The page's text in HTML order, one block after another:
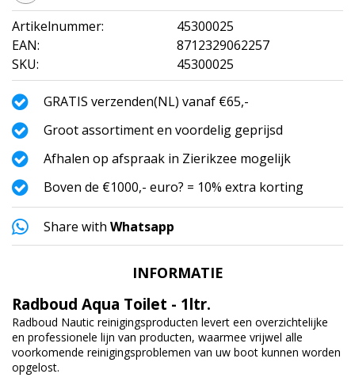
Artikelnummer:
45300025
EAN:
8712329062257
SKU:
45300025
GRATIS verzenden(NL) vanaf €65,-
Groot assortiment en voordelig geprijsd
Afhalen op afspraak in Zierikzee mogelijk
Boven de €1000,- euro? = 10% extra korting
Share with Whatsapp
INFORMATIE
Radboud Aqua Toilet - 1ltr.
Radboud Nautic reinigingsproducten levert een overzichtelijke
en professionele lijn van producten, waarmee vrijwel alle
voorkomende reinigingsproblemen van uw boot kunnen worden
opgelost.